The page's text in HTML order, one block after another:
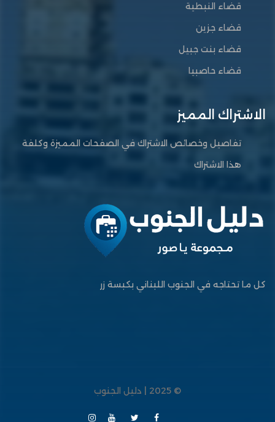
قضاء النبطية
قضاء جزين
قضاء بنت جبيل
قضاء حاصبيا
الاشتراك المميز
تفاصيل وخصائص الاشتراك في الصفحات المميزة وكلفة
هذا الاشتراك
كل ما تحتاجه في الجنوب اللبناني بكبسة زر
© 2025 | دليل الجنوب